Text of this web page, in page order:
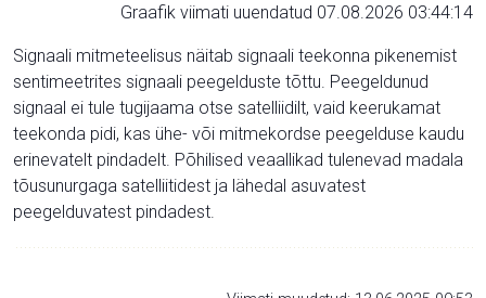
Graafik viimati uuendatud 07.08.2026 03:44:14
Signaali mitmeteelisus näitab signaali teekonna pikenemist
sentimeetrites signaali peegelduste tõttu. Peegeldunud
signaal ei tule tugijaama otse satelliidilt, vaid keerukamat
teekonda pidi, kas ühe- või mitmekordse peegelduse kaudu
erinevatelt pindadelt. Põhilised veaallikad tulenevad madala
tõusunurgaga satelliitidest ja lähedal asuvatest
peegelduvatest pindadest.